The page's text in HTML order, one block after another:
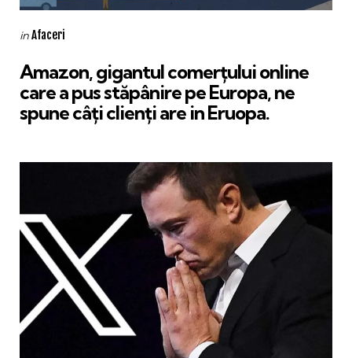
Categories
Posted
inAfaceri
Amazon, gigantul comerțului online
care a pus stăpânire pe Europa, ne
spune câți clienți are in Eruopa.